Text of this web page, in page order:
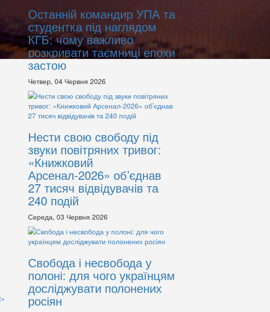
Останній командир УПА та
студентка під наглядом
КГБ: чому важливо
розкривати таємниці епохи
застою
Четвер, 04 Червня 2026
Нести свою свободу під
звуки повітряних тривог:
«Книжковий
Арсенал-2026» об’єднав
27 тисяч відвідувачів та
240 подій
Середа, 03 Червня 2026
Свобода і несвобода у
полоні: для чого українцям
досліджувати полонених
росіян